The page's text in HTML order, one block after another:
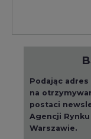
Podając
na
postaci
Agencji
Warszawie.